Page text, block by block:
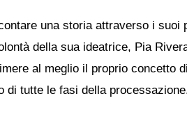
una storia attraverso i
della sua ideatrice, Pia
al meglio il proprio concetto
di tutte le fasi della